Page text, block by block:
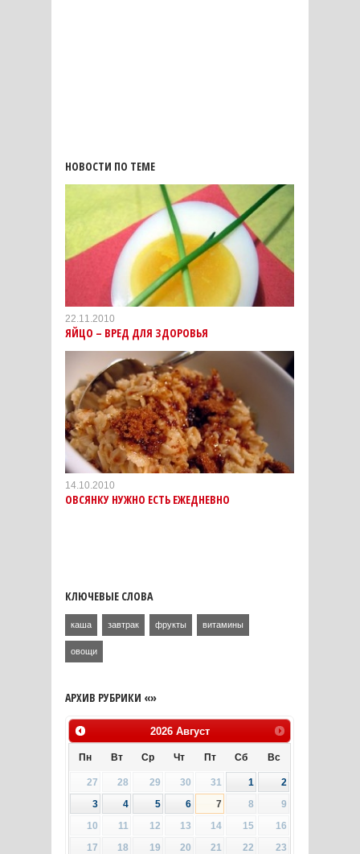
НОВОСТИ ПО ТЕМЕ
22.11.2010
ЯЙЦО – ВРЕД ДЛЯ ЗДОРОВЬЯ
14.10.2010
ОВСЯНКУ НУЖНО ЕСТЬ ЕЖЕДНЕВНО
КЛЮЧЕВЫЕ СЛОВА
каша завтрак фрукты витамины
овощи
АРХИВ РУБРИКИ «»
2026 Август
Пн Вт Ср Чт Пт Сб Вс
27 28 29 30 31 1
2
3
4 5 6 7 8
9
10
11 12 13 14 15
16
17
18 19 20 21 22
23